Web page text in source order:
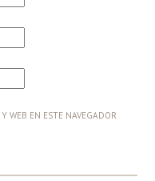
WEB EN ESTE NAVEGADOR